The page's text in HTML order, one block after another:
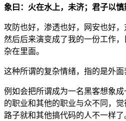
象曰：火在水上，未济；君子以慎
攻防也好，渗透也好，网安也好，
然后后来演变成了我的一份工作
杂在里面。
这种所谓的复杂情绪，指的是外面
例如会把所谓成为一名黑客想象
的职业和其他的职业与众不同，
路子就和其他搞代码的人不一样了